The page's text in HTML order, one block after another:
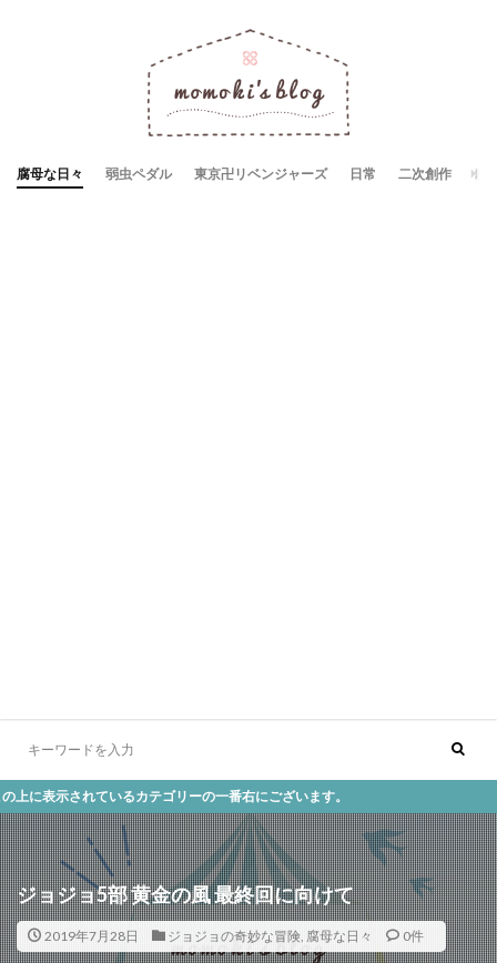
腐母な日々 弱虫ペダル 東京卍リベンジャーズ 日常 二次創作 お
示されているカテゴリーの一番右にございます。
ジョジョ5部 黄金の風 最終回に向けて
2019年7月28日 ジョジョの奇妙な冒険, 腐母な日々 0件